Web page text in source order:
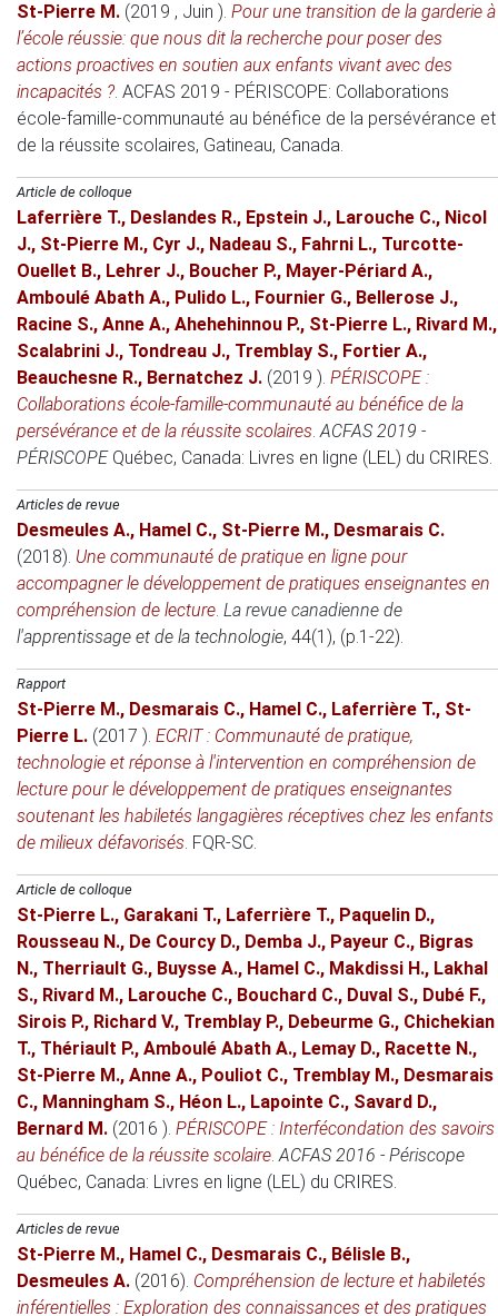
St-Pierre M. (2019 , Juin ). Pour une transition de la garderie à
l’école réussie: que nous dit la recherche pour poser des
actions proactives en soutien aux enfants vivant avec des
incapacités ?. ACFAS 2019 - PÉRISCOPE: Collaborations
école-famille-communauté au bénéfice de la persévérance et
de la réussite scolaires, Gatineau, Canada.
Article de colloque
Laferrière T., Deslandes R., Epstein J., Larouche C., Nicol
J., St-Pierre M., Cyr J., Nadeau S., Fahrni L., Turcotte-
Ouellet B., Lehrer J., Boucher P., Mayer-Périard A.,
Amboulé Abath A., Pulido L., Fournier G., Bellerose J.,
Racine S., Anne A., Ahehehinnou P., St-Pierre L., Rivard M.,
Scalabrini J., Tondreau J., Tremblay S., Fortier A.,
Beauchesne R., Bernatchez J. (2019 ). PÉRISCOPE :
Collaborations école-famille-communauté au bénéfice de la
persévérance et de la réussite scolaires.ACFAS 2019 -
PÉRISCOPE Québec, Canada: Livres en ligne (LEL) du CRIRES.
Articles de revue
Desmeules A., Hamel C., St-Pierre M., Desmarais C.
(2018). Une communauté de pratique en ligne pour
accompagner le développement de pratiques enseignantes en
compréhension de lecture. La revue canadienne de
l'apprentissage et de la technologie, 44(1), (p.1-22).
Rapport
St-Pierre M., Desmarais C., Hamel C., Laferrière T., St-
Pierre L. (2017 ). ECRIT : Communauté de pratique,
technologie et réponse à l'intervention en compréhension de
lecture pour le développement de pratiques enseignantes
soutenant les habiletés langagières réceptives chez les enfants
de milieux défavorisés. FQR-SC.
Article de colloque
St-Pierre L., Garakani T., Laferrière T., Paquelin D.,
Rousseau N., De Courcy D., Demba J., Payeur C., Bigras
N., Therriault G., Buysse A., Hamel C., Makdissi H., Lakhal
S., Rivard M., Larouche C., Bouchard C., Duval S., Dubé F.,
Sirois P., Richard V., Tremblay P., Debeurme G., Chichekian
T., Thériault P., Amboulé Abath A., Lemay D., Racette N.,
St-Pierre M., Anne A., Pouliot C., Tremblay M., Desmarais
C., Manningham S., Héon L., Lapointe C., Savard D.,
Bernard M. (2016 ). PÉRISCOPE : Interfécondation des savoirs
au bénéfice de la réussite scolaire.ACFAS 2016 - Périscope
Québec, Canada: Livres en ligne (LEL) du CRIRES.
Articles de revue
St-Pierre M., Hamel C., Desmarais C., Bélisle B.,
Desmeules A. (2016). Compréhension de lecture et habiletés
inférentielles : Exploration des connaissances et des pratiques